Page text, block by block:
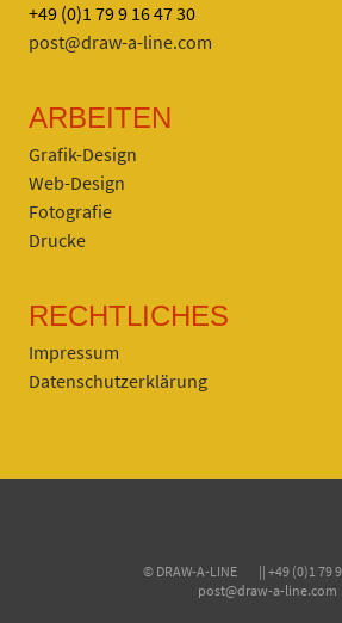
+49 (0)1 79 9 16 47 30
post@draw-a-line.com
ARBEITEN
Grafik-Design
Web-Design
Fotografie
Drucke
RECHTLICHES
Impressum
Datenschutzerklärung
© DRAW-A-LINE || +49 (0)1 79 9
post@draw-a-line.com